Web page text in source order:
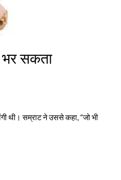
भर सकता
थी। सम्राट ने उससे कहा, “जो भी